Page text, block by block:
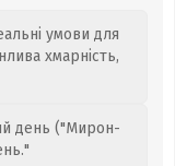
умови для
хмарність,
день ("Мирон-